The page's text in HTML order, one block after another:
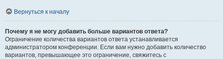
Вернуться к началу
Почему я не могу добавить больше вариантов ответа?
Ограничение количества вариантов ответа устанавливается
администратором конференции. Если вам нужно добавить количество
вариантов, превышающее это ограничение, свяжитесь с